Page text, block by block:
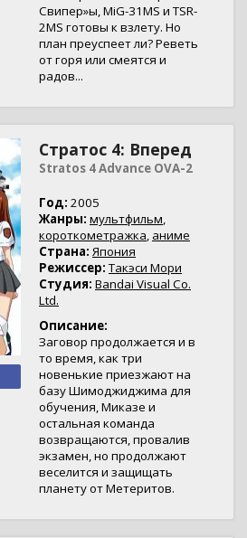
Свипер»ы, MiG-31MS и TSR-
2MS готовы к взлету. Но
план преуспеет ли? Реветь
от горя или смеятся и
радов...
Стратос 4: Вперед
Stratos 4 Advance OVA-2
Год: 2005
Жанры: мультфильм,
короткометражка, аниме
Страна: Япония
Режиссер: Такэси Мори
Студия: Bandai Visual Co.
Ltd.
Описание:
Заговор продолжается и в
то время, как три
новенькие приезжают на
базу Шимоджиджима для
обучения, Миказе и
остальная команда
возвращаются, провалив
экзамен, но продолжают
веселится и защищать
планету от Метеритов.